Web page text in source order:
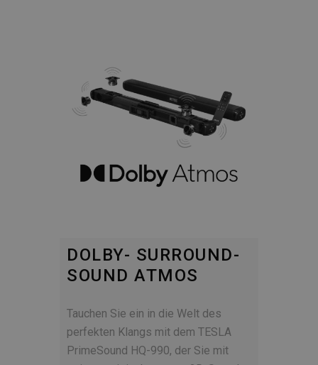
DOLBY- SURROUND-
SOUND ATMOS
Tauchen Sie ein in die Welt des
perfekten Klangs mit dem TESLA
PrimeSound HQ-990, der Sie mit